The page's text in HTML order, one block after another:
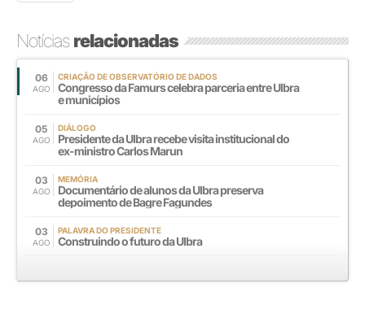
Notíciasrelacionadas
06
AGO
CRIAÇÃO DE OBSERVATÓRIO DE DADOS
Congresso da Famurs celebra parceria entre Ulbra
e municípios
05
AGO
DIÁLOGO
Presidente da Ulbra recebe visita institucional do
ex-ministro Carlos Marun
03
AGO
MEMÓRIA
Documentário de alunos da Ulbra preserva
depoimento de Bagre Fagundes
03
AGO
PALAVRA DO PRESIDENTE
Construindo o futuro da Ulbra